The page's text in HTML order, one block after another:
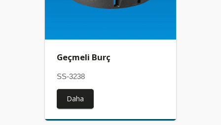
Geçmeli Burç
SS-3238
Daha